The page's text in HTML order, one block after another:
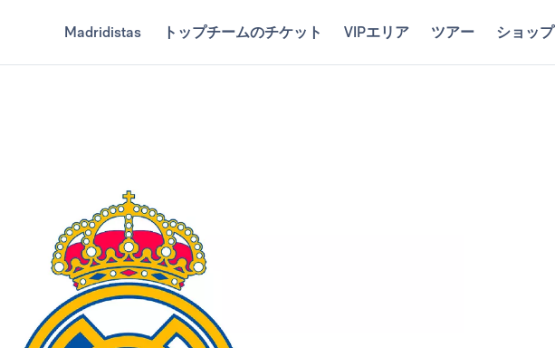
Madridistas トップチームのチケット VIPエリア ツアー ショップ